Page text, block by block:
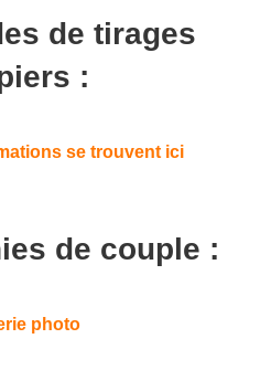
de tirages
:
se trouvent ici
de couple :
photo